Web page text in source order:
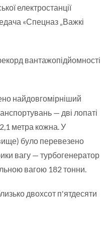
електростанції
«Спецназ „Важкі
вантажопідйомності
найдовгомірніший
— дві лопаті
метра кожна. У
було перевезено
вагу — турбогенератор
вагою 182 тонни.
двохсот п'ятдесяти